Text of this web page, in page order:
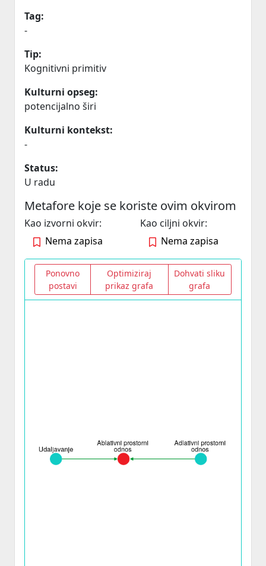
Tag:
-
Tip:
Kognitivni primitiv
Kulturni opseg:
potencijalno širi
Kulturni kontekst:
-
Status:
U radu
Metafore koje se koriste ovim okvirom
Kao izvorni okvir:
Nema zapisa
Kao ciljni okvir:
Nema zapisa
Ponovno
postavi
Optimiziraj
prikaz grafa
Dohvati sliku
grafa